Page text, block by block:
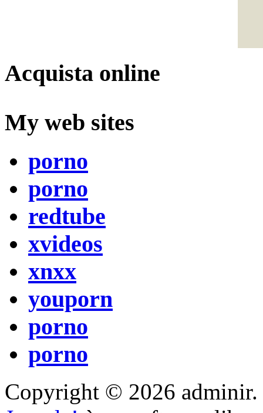
Acquista online
My web sites
porno
porno
redtube
xvideos
xnxx
youporn
porno
porno
Copyright © 2026